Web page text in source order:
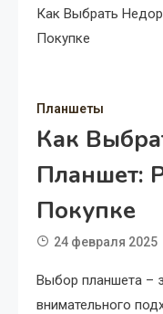
Как Выбрать
Покупке
Планшеты
Как
Планшет:
Покупке
24 февраля 2025
Выбор планшета –
внимательного